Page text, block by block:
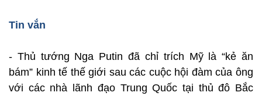
Tin vắn
- Thủ tướng Nga Putin đã chỉ trích Mỹ là “kẻ ăn
bám” kinh tế thế giới sau các cuộc hội đàm của ông
với các nhà lãnh đạo Trung Quốc tại thủ đô Bắc